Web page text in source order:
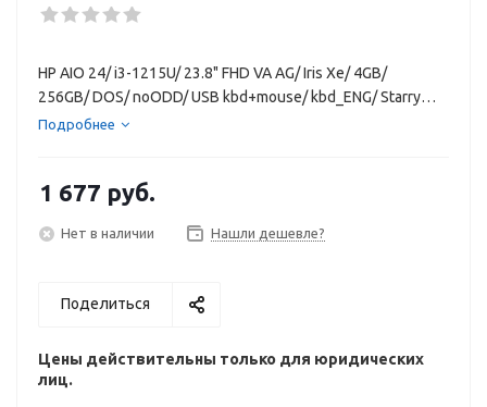
HP AIO 24/ i3-1215U/ 23.8" FHD VA AG/ Iris Xe/ 4GB/
256GB/ DOS/ noODD/ USB kbd+mouse/ kbd_ENG/ Starry
white моноблок
Подробнее
1 677 руб.
Нет в наличии Нашли дешевле?
Поделиться
Цены действительны только для юридических
лиц.